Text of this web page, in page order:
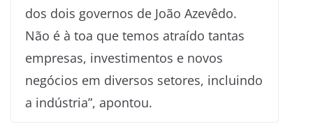
dos dois governos de João Azevêdo.
Não é à toa que temos atraído tantas
empresas, investimentos e novos
negócios em diversos setores, incluindo
a indústria”, apontou.